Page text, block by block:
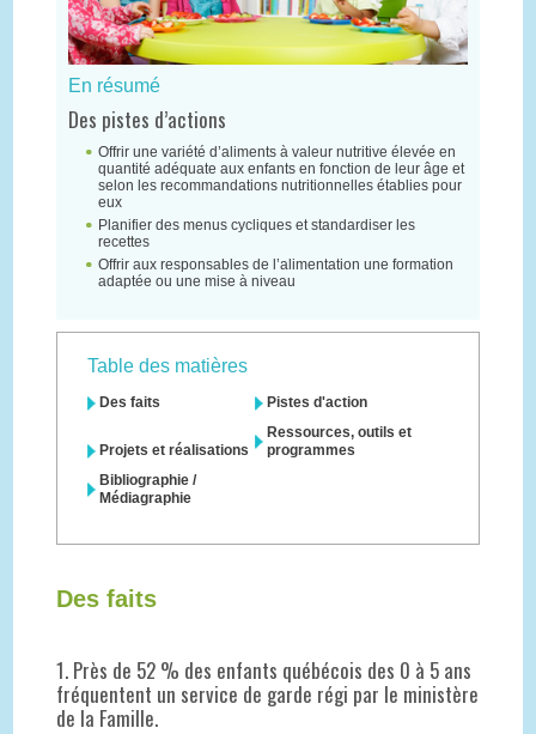
En résumé
Des pistes d’actions
Offrir une variété d’aliments à valeur nutritive élevée en
quantité adéquate aux enfants en fonction de leur âge et
selon les recommandations nutritionnelles établies pour
eux
Planifier des menus cycliques et standardiser les
recettes
Offrir aux responsables de l’alimentation une formation
adaptée ou une mise à niveau
Table des matières
Des faits Pistes d'action
Projets et réalisations
Ressources, outils et
programmes
Bibliographie /
Médiagraphie
Des faits
1. Près de 52 % des enfants québécois des 0 à 5 ans
fréquentent un service de garde régi par le ministère
de la Famille.